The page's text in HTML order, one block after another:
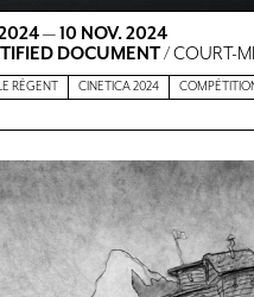
—10 NOV. 2024
DOCUMENT/ COURT-
RÉGENT CINETICA 2024